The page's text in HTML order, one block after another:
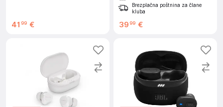
41 99 €
Brezplačna poštnina za člane
kluba
39 99 €